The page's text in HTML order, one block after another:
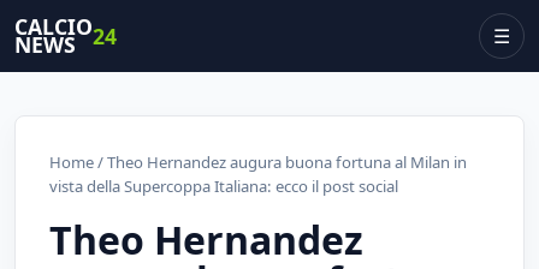
CALCIO
NEWS 24 ☰
Home/ Theo Hernandez augura buona fortuna al Milan in
vista della Supercoppa Italiana: ecco il post social
Theo Hernandez